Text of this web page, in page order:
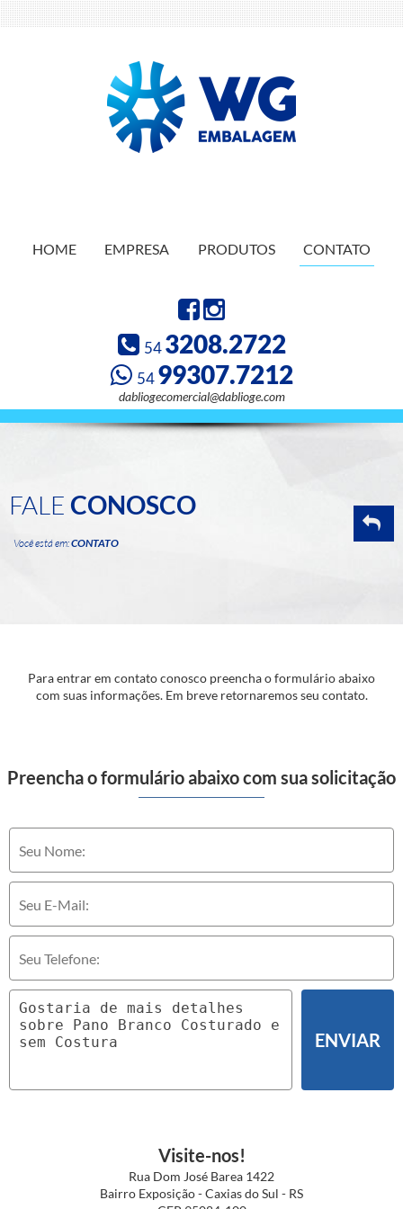
HOME EMPRESA PRODUTOS CONTATO
543208.2722
5499307.7212
dabliogecomercial@dablioge.com
FALE CONOSCO
Você está em:CONTATO
Para entrar em contato conosco preencha o formulário abaixo
com suas informações. Em breve retornaremos seu contato.
Preencha o formulário abaixo com sua solicitação
ENVIAR
Visite-nos!
Rua Dom José Barea 1422
Bairro Exposição - Caxias do Sul - RS